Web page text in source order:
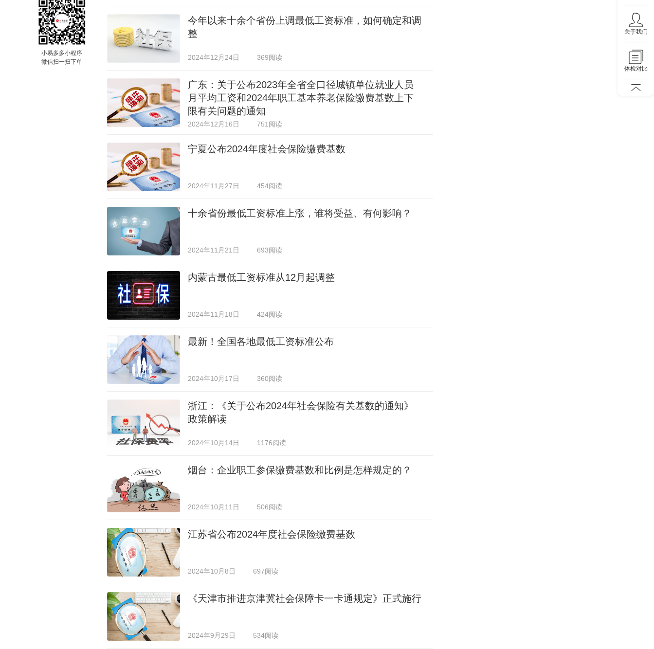
关于我们
体检对比
小易多多小程序
微信扫一扫下单
今年以来十余个省份上调最低工资标准，如何确定和调
整
2024年12月24日 369阅读
广东：关于公布2023年全省全口径城镇单位就业人员
月平均工资和2024年职工基本养老保险缴费基数上下
限有关问题的通知
2024年12月16日 751阅读
宁夏公布2024年度社会保险缴费基数
2024年11月27日 454阅读
十余省份最低工资标准上涨，谁将受益、有何影响？
2024年11月21日 693阅读
内蒙古最低工资标准从12月起调整
2024年11月18日 424阅读
最新！全国各地最低工资标准公布
2024年10月17日 360阅读
浙江：《关于公布2024年社会保险有关基数的通知》
政策解读
2024年10月14日 1176阅读
烟台：企业职工参保缴费基数和比例是怎样规定的？
2024年10月11日 506阅读
江苏省公布2024年度社会保险缴费基数
2024年10月8日 697阅读
《天津市推进京津冀社会保障卡一卡通规定》正式施行
2024年9月29日 534阅读